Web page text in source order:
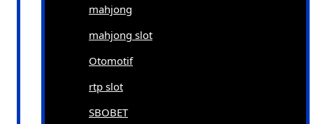
mahjong
mahjong slot
Otomotif
rtp slot
SBOBET